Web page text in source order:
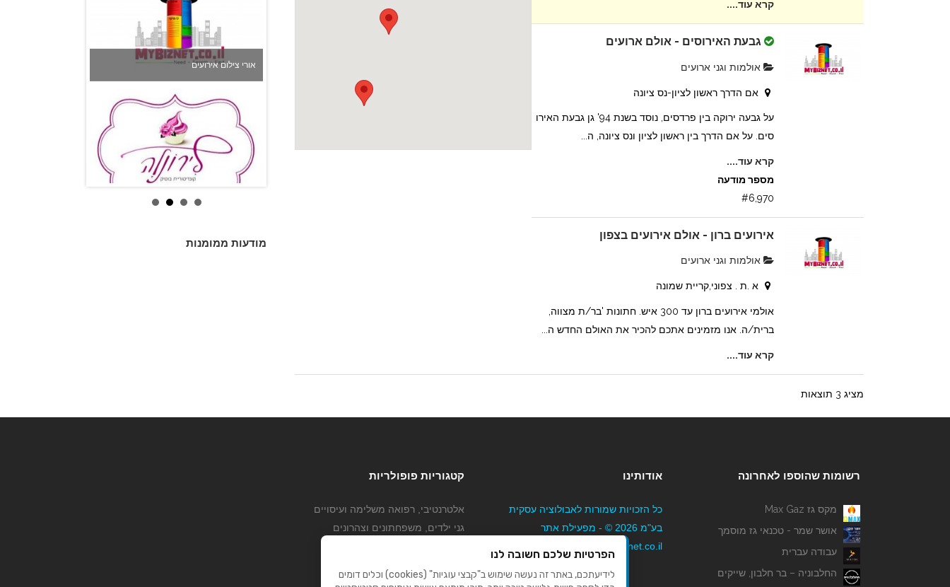
קרא עוד....
גבעת האירוסים - אולם ארועים
אולמות וגני ארועים
אם הדרך ראשון לציון-נס ציונה
על גבעה ירוקה בין פרדסים, נוסד בשנת 94' גן גבעת האירו
סים. על אם הדרך בין ראשון לציון ונס ציונה, ה...
קרא עוד....
מספר מודעה
#6,970
אירועים ברון - אולם אירועים בצפון
אולמות וגני ארועים
א .ת . צפוני,קריית שמונה
אולמי אירועים ברון עד 300 איש. חתונות 'בר/ת מצווה,
ברית/ה. אנו מזמינים אתכם להכיר את האולם החדש ה...
קרא עוד....
מציג 3 תוצאות
אורי צילום אירועים
לירונלה - עוגות לארועים מיוחדים
מודעות ממומנות
רשומות שהוספו לאחרונה
מקס גז Max Gaz
אושר שמר - טכנאי גז מוסמך
עבודה עברית
החלבוניה – בר חלבון, שייקים
אודותינו
כל הזכויות שמורות לאבולוציה עסקית
בע"מ 2026 © - מפעילת אתר
Mybiznet.co.il
קטגוריות פופולריות
אלטרנטיבי, רפואה משלימה ועיסויים
גני ילדים, משפחתונים וצהרונים
הפרטיות שלכם חשובה לנו
לידיעתכם, באתר זה נעשה שימוש ב"קבצי עוגיות" (cookies) וכלים דומים